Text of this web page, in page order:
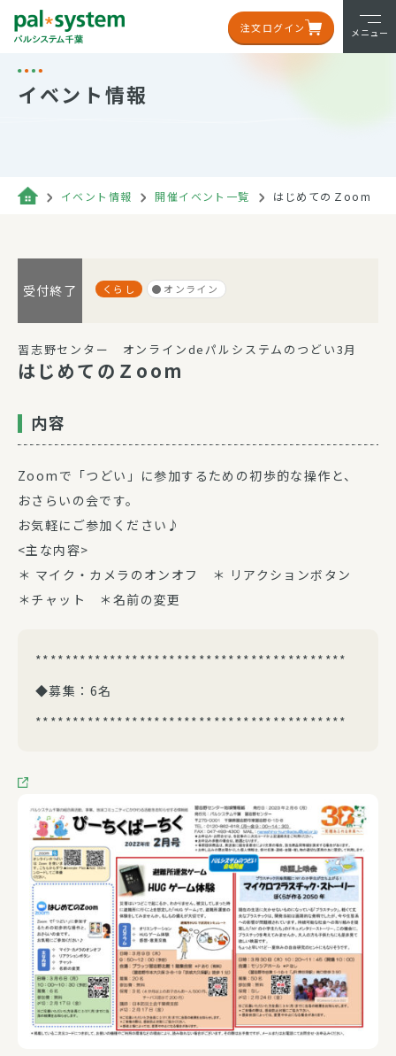
注文ログイン メニュー
イベント情報
イベント情報 開催イベント一覧 はじめてのＺoom
受付終了 くらし オンライン
習志野センター オンラインdeパルシステムのつどい3月
はじめてのＺoom
内容
Zoomで「つどい」に参加するための初歩的な操作と、
おさらいの会です。
お気軽にご参加ください♪
<主な内容>
＊ マイク・カメラのオンオフ ＊ リアクションボタン
＊チャット ＊名前の変更
******************************************
◆募集：6名
******************************************